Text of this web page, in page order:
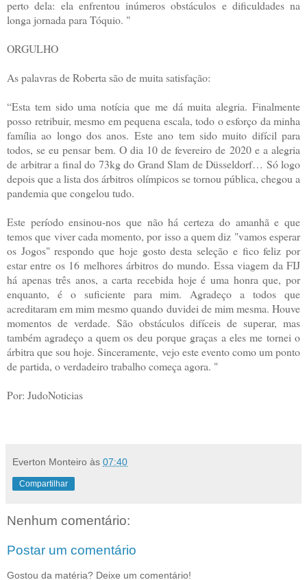
perto dela: ela enfrentou inúmeros obstáculos e dificuldades na
longa jornada para Tóquio. "
ORGULHO
As palavras de Roberta são de muita satisfação:
“Esta tem sido uma notícia que me dá muita alegria. Finalmente
posso retribuir, mesmo em pequena escala, todo o esforço da minha
família ao longo dos anos. Este ano tem sido muito difícil para
todos, se eu pensar bem. O dia 10 de fevereiro de 2020 e a alegria
de arbitrar a final do 73kg do Grand Slam de Düsseldorf… Só logo
depois que a lista dos árbitros olímpicos se tornou pública, chegou a
pandemia que congelou tudo.
Este período ensinou-nos que não há certeza do amanhã e que
temos que viver cada momento, por isso a quem diz "vamos esperar
os Jogos" respondo que hoje gosto desta seleção e fico feliz por
estar entre os 16 melhores árbitros do mundo. Essa viagem da FIJ
há apenas três anos, a carta recebida hoje é uma honra que, por
enquanto, é o suficiente para mim. Agradeço a todos que
acreditaram em mim mesmo quando duvidei de mim mesma. Houve
momentos de verdade. São obstáculos difíceis de superar, mas
também agradeço a quem os deu porque graças a eles me tornei o
árbitra que sou hoje. Sinceramente, vejo este evento como um ponto
de partida, o verdadeiro trabalho começa agora. "
Por: JudoNoticias
Everton Monteiro às 07:40
Compartilhar
Nenhum comentário:
Postar um comentário
Gostou da matéria? Deixe um comentário!